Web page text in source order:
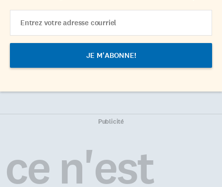
Address
Publicité
ce n'est